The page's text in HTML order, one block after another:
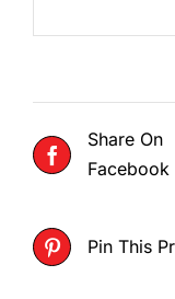
Share On
Facebook
Pin This